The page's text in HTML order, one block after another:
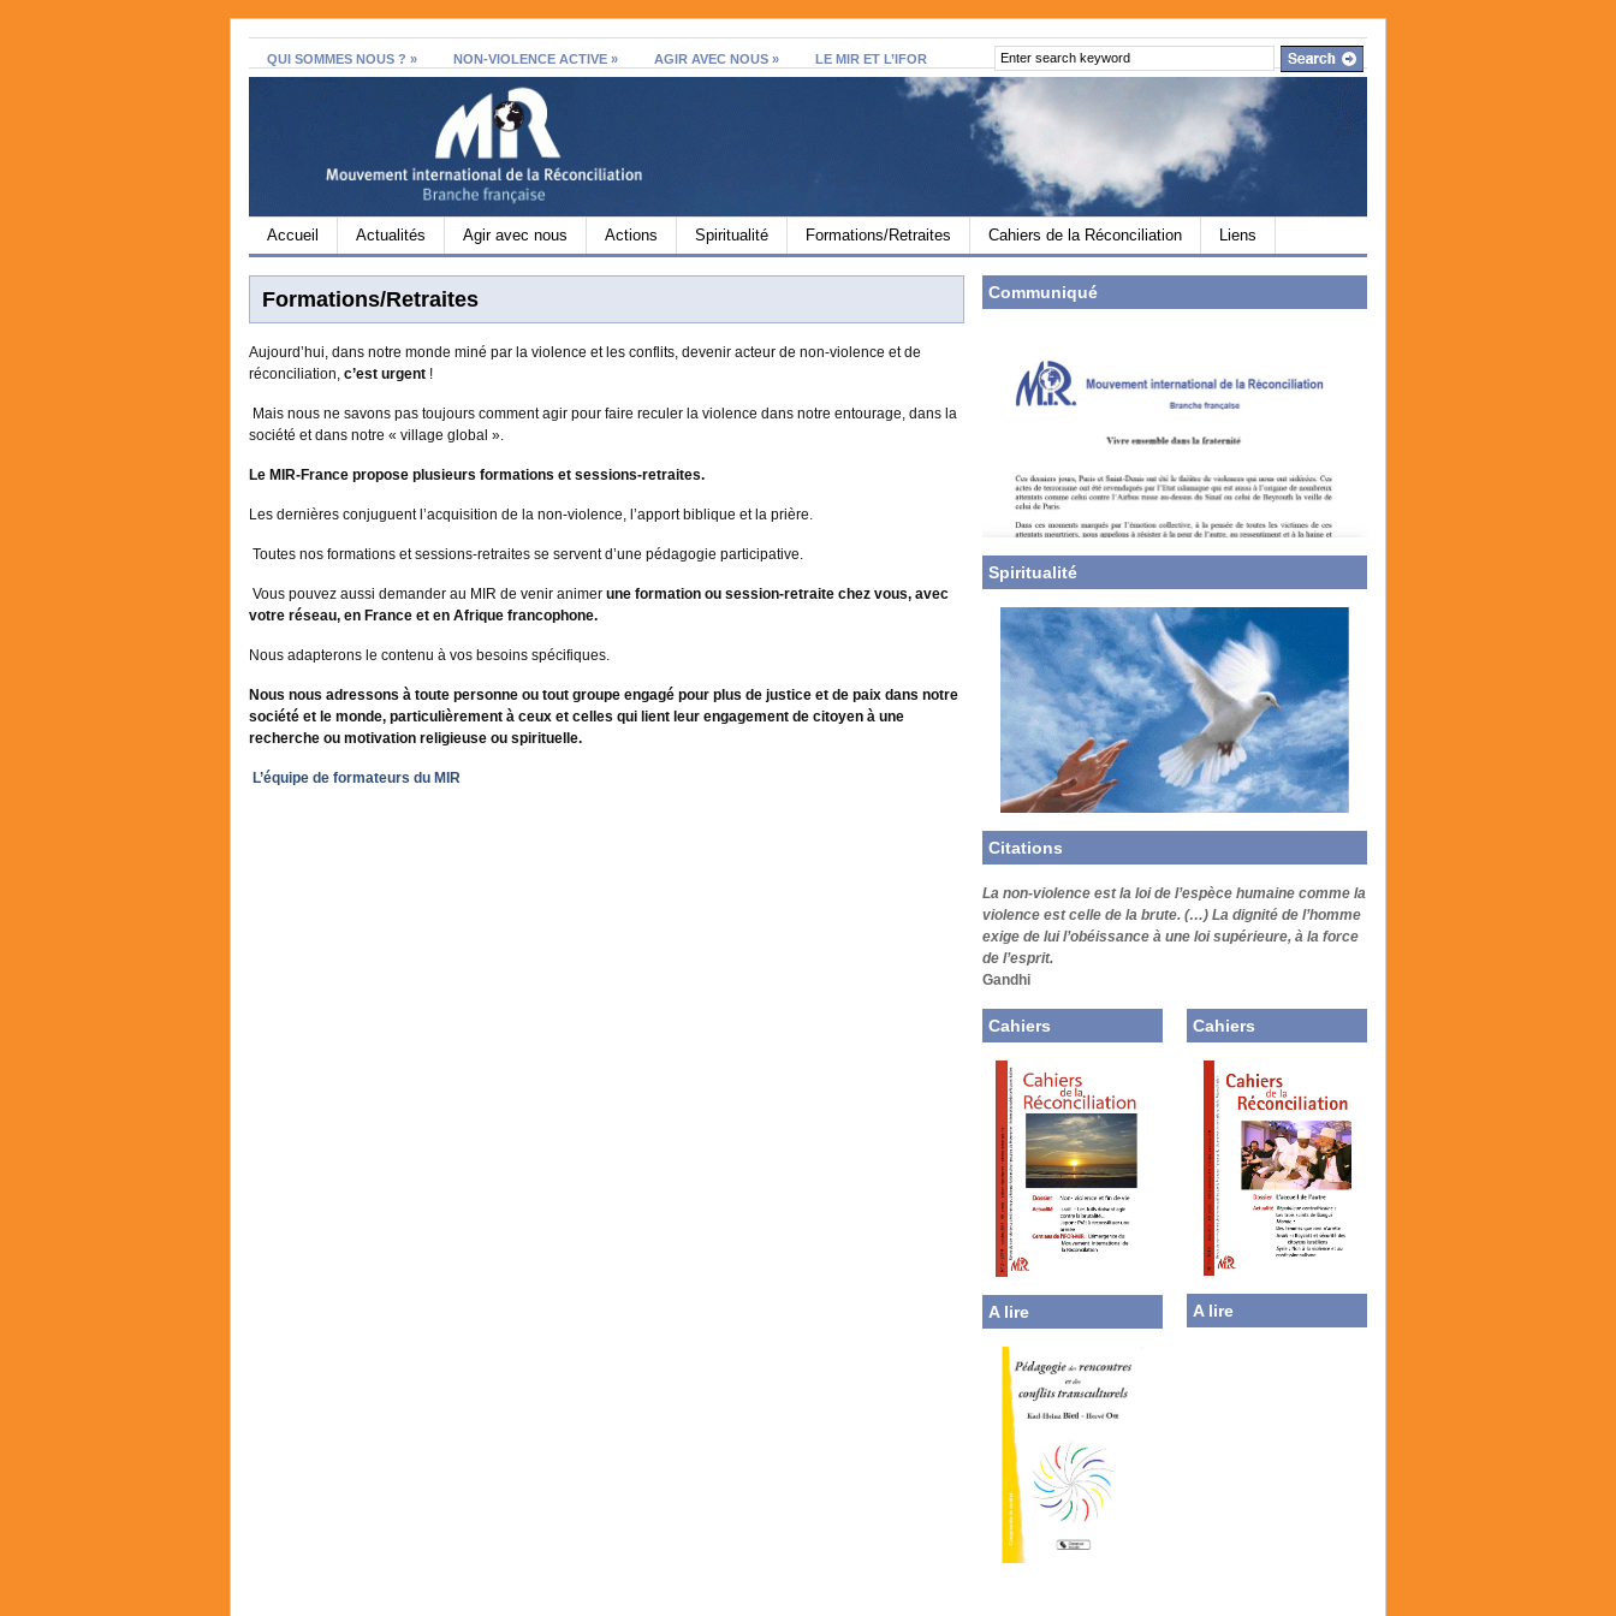
QUI SOMMES NOUS ? » NON-VIOLENCE ACTIVE » AGIR AVEC NOUS » LE MIR ET L’IFOR
Accueil Actualités Agir avec nous Actions Spiritualité Formations/Retraites Cahiers de la Réconciliation Liens
Formations/Retraites
Aujourd’hui, dans notre monde miné par la violence et les conflits, devenir acteur de non-violence et de
réconciliation, c’est urgent !
Mais nous ne savons pas toujours comment agir pour faire reculer la violence dans notre entourage, dans la
société et dans notre « village global ».
Le MIR-France propose plusieurs formations et sessions-retraites.
Les dernières conjuguent l’acquisition de la non-violence, l’apport biblique et la prière.
Toutes nos formations et sessions-retraites se servent d’une pédagogie participative.
Vous pouvez aussi demander au MIR de venir animer une formation ou session-retraite chez vous, avec
votre réseau, en France et en Afrique francophone.
Nous adapterons le contenu à vos besoins spécifiques.
Nous nous adressons à toute personne ou tout groupe engagé pour plus de justice et de paix dans notre
société et le monde, particulièrement à ceux et celles qui lient leur engagement de citoyen à une
recherche ou motivation religieuse ou spirituelle.
L’équipe de formateurs du MIR
Communiqué
Spiritualité
Citations
La non-violence est la loi de l’espèce humaine comme la
violence est celle de la brute. (…) La dignité de l’homme
exige de lui l’obéissance à une loi supérieure, à la force
de l’esprit.
Gandhi
Cahiers
A lire
Cahiers
A lire